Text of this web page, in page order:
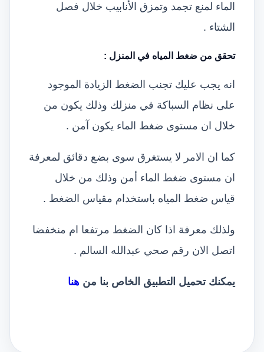
الماء لمنع تجمد وتمزق الأنابيب خلال فصل
الشتاء .
تحقق من ضغط المياه في المنزل :
انه يجب عليك تجنب الضغط الزيادة الموجود
على نظام السباكة في منزلك وذلك يكون من
خلال ان مستوى ضغط الماء يكون آمن .
كما ان الامر لا يستغرق سوى بضع دقائق لمعرفة
ان مستوى ضغط الماء أمن وذلك من خلال
قياس ضغط المياه باستخدام مقياس الضغط .
ولذلك معرفة اذا كان الضغط مرتفعا ام منخفضا
اتصل الان رقم صحي عبدالله السالم .
يمكنك تحميل التطبيق الخاص بنا من هنا